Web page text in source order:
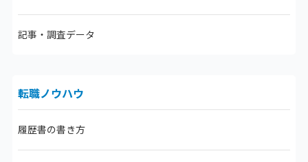
記事・調査データ
転職ノウハウ
履歴書の書き方